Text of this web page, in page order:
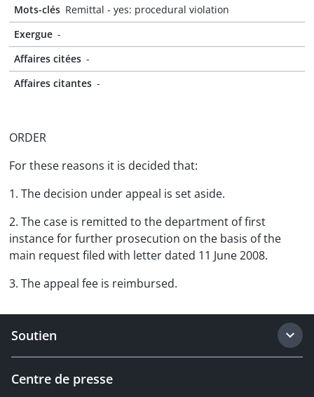
Mots-clés Remittal - yes: procedural violation
Exergue -
Affaires citées -
Affaires citantes -
ORDER
For these reasons it is decided that:
1. The decision under appeal is set aside.
2. The case is remitted to the department of first
instance for further prosecution on the basis of the
main request filed with letter dated 11 June 2008.
3. The appeal fee is reimbursed.
Soutien
Centre de presse